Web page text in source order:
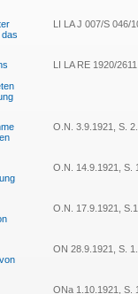
LI LA J 007/S 046/
LI LA RE 1920/2611
O.N. 3.9.1921, S. 2.
O.N. 14.9.1921, S. 1.
O.N. 17.9.1921, S.1.
ON 28.9.1921, S. 1.
ONa 1.10.1921, S. 1.